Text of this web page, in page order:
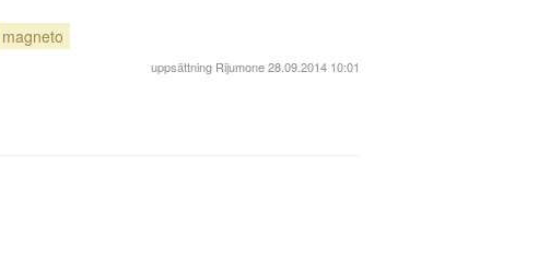
magneto
uppsättning Rijumone28.09.2014 10:01